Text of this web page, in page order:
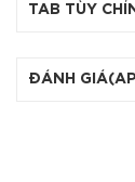
TAB TÙY
ĐÁNH